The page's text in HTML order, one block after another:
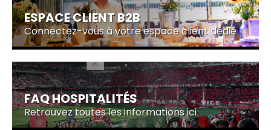
ESPACE CLIENT B2B
Connectez-vous à votre espace client dédié
FAQ HOSPITALITÉS
Retrouvez toutes les informations ici